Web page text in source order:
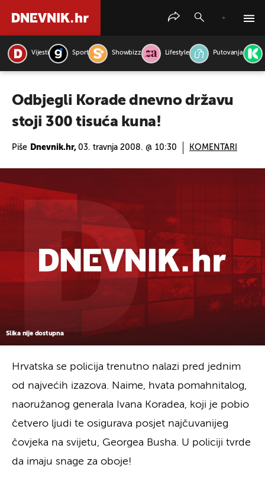
Vijesti Sport Showbizz Lifestyle Putovanja
Odbjegli Korade dnevno državu
stoji 300 tisuća kuna!
Piše Dnevnik.hr, 03. travnja 2008. @ 10:30 KOMENTARI
Slika nije dostupna
Hrvatska se policija trenutno nalazi pred jednim
od najvećih izazova. Naime, hvata pomahnitalog,
naoružanog generala Ivana Koradea, koji je pobio
četvero ljudi te osigurava posjet najčuvanijeg
čovjeka na svijetu, Georgea Busha. U policiji tvrde
da imaju snage za oboje!
PRETRAŽITE VIJESTI